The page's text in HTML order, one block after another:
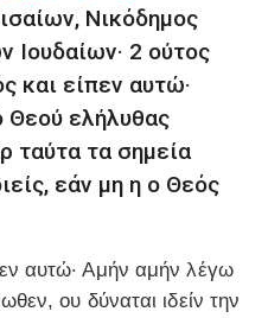
Νικόδημος
2 ούτος
και είπεν αυτώ·
Θεού ελήλυθας
ταύτα τα σημεία
εάν μη η ο Θεός
αυτώ· Αμήν αμήν λέγω
ου δύναται ιδείν την